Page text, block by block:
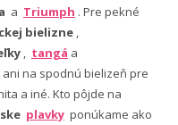
a Triumph . Pre pekné
bielizne ,
, tangá a
ani na spodnú bielizeň pre
a iné. Kto pôjde na
plavky ponúkame ako